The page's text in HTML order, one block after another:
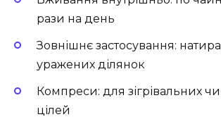
рази на день
Зовнішнє застосування:
уражених ділянок
Компреси: для зігрівальних
цілей